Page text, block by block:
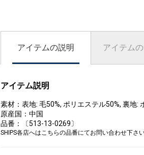
アイテムの説明 アイテム
アイテム説明
素材：表地: 毛50%, ポリエステル50%, 裏地:
原産国：中国
品番：〔513-13-0269〕
SHIPS各店へはこちらの品番にてお問い合わせ下さい